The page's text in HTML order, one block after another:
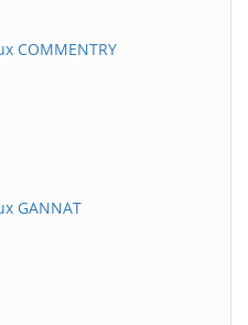
COMMENTRY
GANNAT